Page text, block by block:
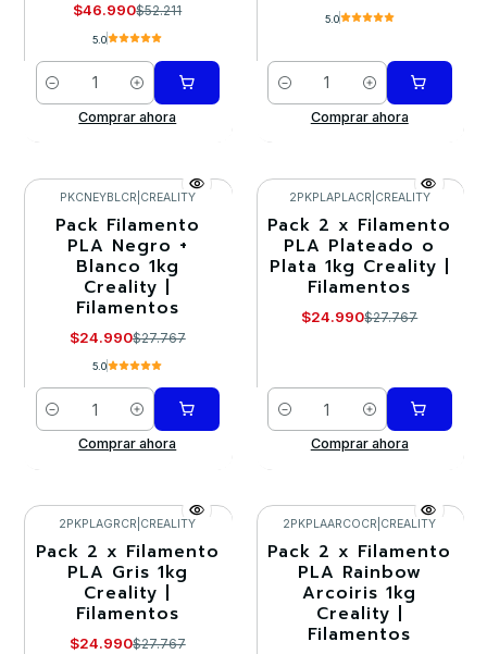
$46.990$52.211
5.0
Cantidad
Comprar ahora
5.0
Cantidad
Comprar ahora
-10%
PKCNEYBLCR CREALITY
Pack Filamento
PLA Negro +
Blanco 1kg
Creality |
Filamentos
$24.990$27.767
5.0
Cantidad
Comprar ahora
-10%
2PKPLAPLACR CREALITY
Pack 2 x Filamento
PLA Plateado o
Plata 1kg Creality |
Filamentos
$24.990$27.767
Cantidad
Comprar ahora
-10%
Agotado
2PKPLAGRCR CREALITY
Pack 2 x Filamento
PLA Gris 1kg
Creality |
Filamentos
$24.990$27.767
-10%
Agotado
2PKPLAARCOCR CREALITY
Pack 2 x Filamento
PLA Rainbow
Arcoiris 1kg
Creality |
Filamentos